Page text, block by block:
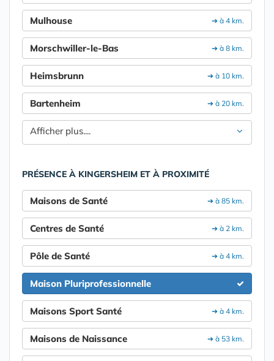
➔ à 4 km.
Mulhouse
➔ à 8 km.
Morschwiller-le-Bas
➔ à 10 km.
Heimsbrunn
➔ à 20 km.
Bartenheim
Afficher plus....
PRÉSENCE À KINGERSHEIM ET À PROXIMITÉ
➔ à 85 km.
Maisons de Santé
➔ à 2 km.
Centres de Santé
➔ à 4 km.
Pôle de Santé
Maison Pluriprofessionnelle
➔ à 4 km.
Maisons Sport Santé
➔ à 53 km.
Maisons de Naissance